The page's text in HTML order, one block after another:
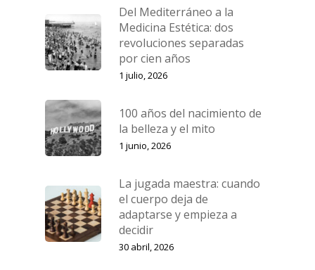
Del Mediterráneo a la
Medicina Estética: dos
revoluciones separadas
por cien años
1 julio, 2026
100 años del nacimiento de
la belleza y el mito
1 junio, 2026
La jugada maestra: cuando
el cuerpo deja de
adaptarse y empieza a
decidir
30 abril, 2026
Inicio
Medicina Estética
Medicina Capilar
Nutrición y
La Clínica
Financiación
Pide tu cita